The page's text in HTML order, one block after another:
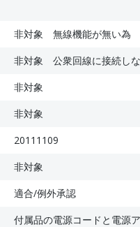
非対象 無線機能が無い為
非対象 公衆回線に接続し
非対象
非対象
20111109
非対象
適合/例外承認
付属品の電源コードと電源